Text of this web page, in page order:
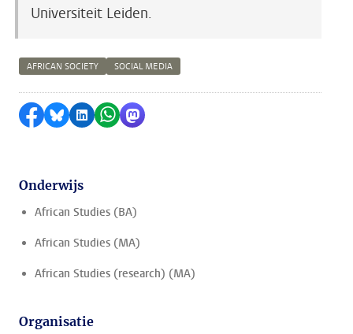
Universiteit Leiden.
AFRICAN SOCIETY SOCIAL MEDIA
Delen op Facebook
Delen via Bluesky
Delen op LinkedIn
Delen via WhatsApp
Delen via Mastodon
Onderwijs
African Studies (BA)
African Studies (MA)
African Studies (research) (MA)
Organisatie